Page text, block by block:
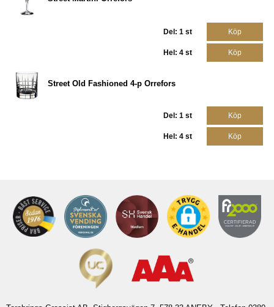
Del: 1 st Köp
Hel: 4 st Köp
Street Old Fashioned 4-p Orrefors
Del: 1 st Köp
Hel: 4 st Köp